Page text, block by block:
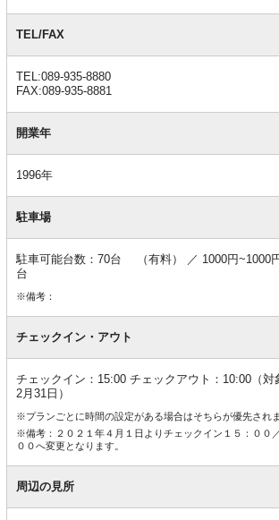
TEL/FAX
TEL:089-935-8880
FAX:089-935-8881
開業年
1996年
駐車場
駐車可能台数：70台 （有料） ／ 1000円~1000
台
※備考：
チェックイン・アウト
チェックイン：15:00 チェックアウト：10:00（対
2月31日）
※プランごとに時間の設定がある場合はそちらが優先されま
※備考：２０２１年４月１日よりチェックイン１５：００
００へ変更となります。
周辺の見所